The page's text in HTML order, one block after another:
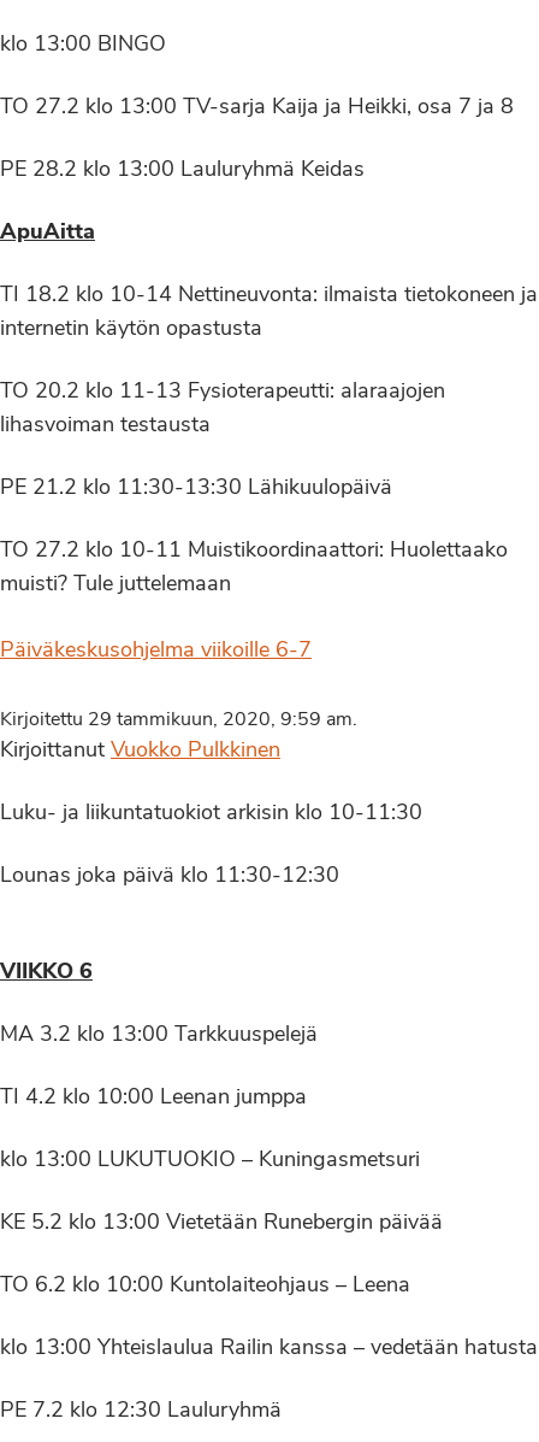
klo 13:00 BINGO
TO 27.2 klo 13:00 TV-sarja Kaija ja Heikki, osa 7 ja 8
PE 28.2 klo 13:00 Lauluryhmä Keidas
ApuAitta
TI 18.2 klo 10-14 Nettineuvonta: ilmaista tietokoneen ja
internetin käytön opastusta
TO 20.2 klo 11-13 Fysioterapeutti: alaraajojen
lihasvoiman testausta
PE 21.2 klo 11:30-13:30 Lähikuulopäivä
TO 27.2 klo 10-11 Muistikoordinaattori: Huolettaako
muisti? Tule juttelemaan
Päiväkeskusohjelma viikoille 6-7
Kirjoitettu 29 tammikuun, 2020, 9:59 am.
Kirjoittanut Vuokko Pulkkinen
Luku- ja liikuntatuokiot arkisin klo 10-11:30
Lounas joka päivä klo 11:30-12:30
VIIKKO 6
MA 3.2 klo 13:00 Tarkkuuspelejä
TI 4.2 klo 10:00 Leenan jumppa
klo 13:00 LUKUTUOKIO – Kuningasmetsuri
KE 5.2 klo 13:00 Vietetään Runebergin päivää
TO 6.2 klo 10:00 Kuntolaiteohjaus – Leena
klo 13:00 Yhteislaulua Railin kanssa – vedetään hatusta
PE 7.2 klo 12:30 Lauluryhmä